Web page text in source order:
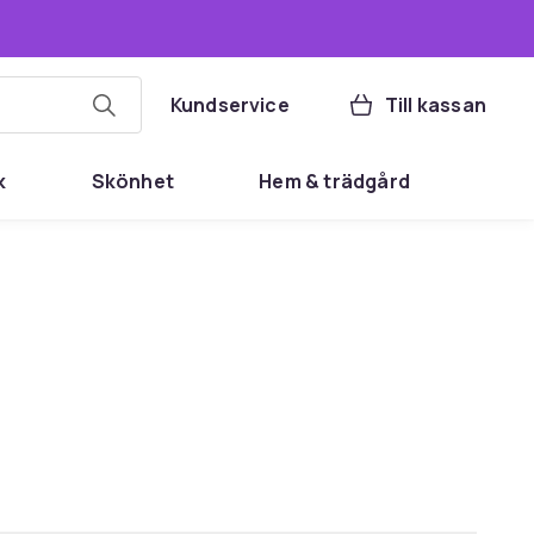
Kundservice Till kassan
Skönhet Hem & trädgård